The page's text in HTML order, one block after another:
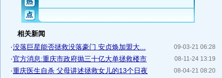
相关新闻
09-03-21 06:28
·没落巨星能否拯救没落豪门 安贞焕加盟大...
08-11-24 13:19
·官方消息:重庆市政府抛三十亿大单拯救楼市
08-04-21 08:20
·重庆医生自杀 父母讲述拯救女儿的13个日夜